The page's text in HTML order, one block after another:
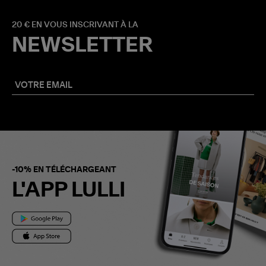
20 € EN VOUS INSCRIVANT À LA
NEWSLETTER
-10% EN TÉLÉCHARGEANT
L'APP LULLI